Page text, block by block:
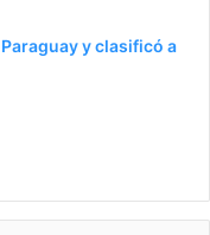
y clasificó a